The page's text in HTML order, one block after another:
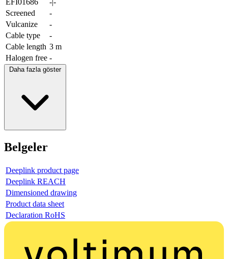
EFI01686
-|-
Screened
-
Vulcanize
-
Cable type
-
Cable length 3 m
Halogen free -
Daha fazla göster
Belgeler
Deeplink product page
Deeplink REACH
Dimensioned drawing
Product data sheet
Declaration RoHS